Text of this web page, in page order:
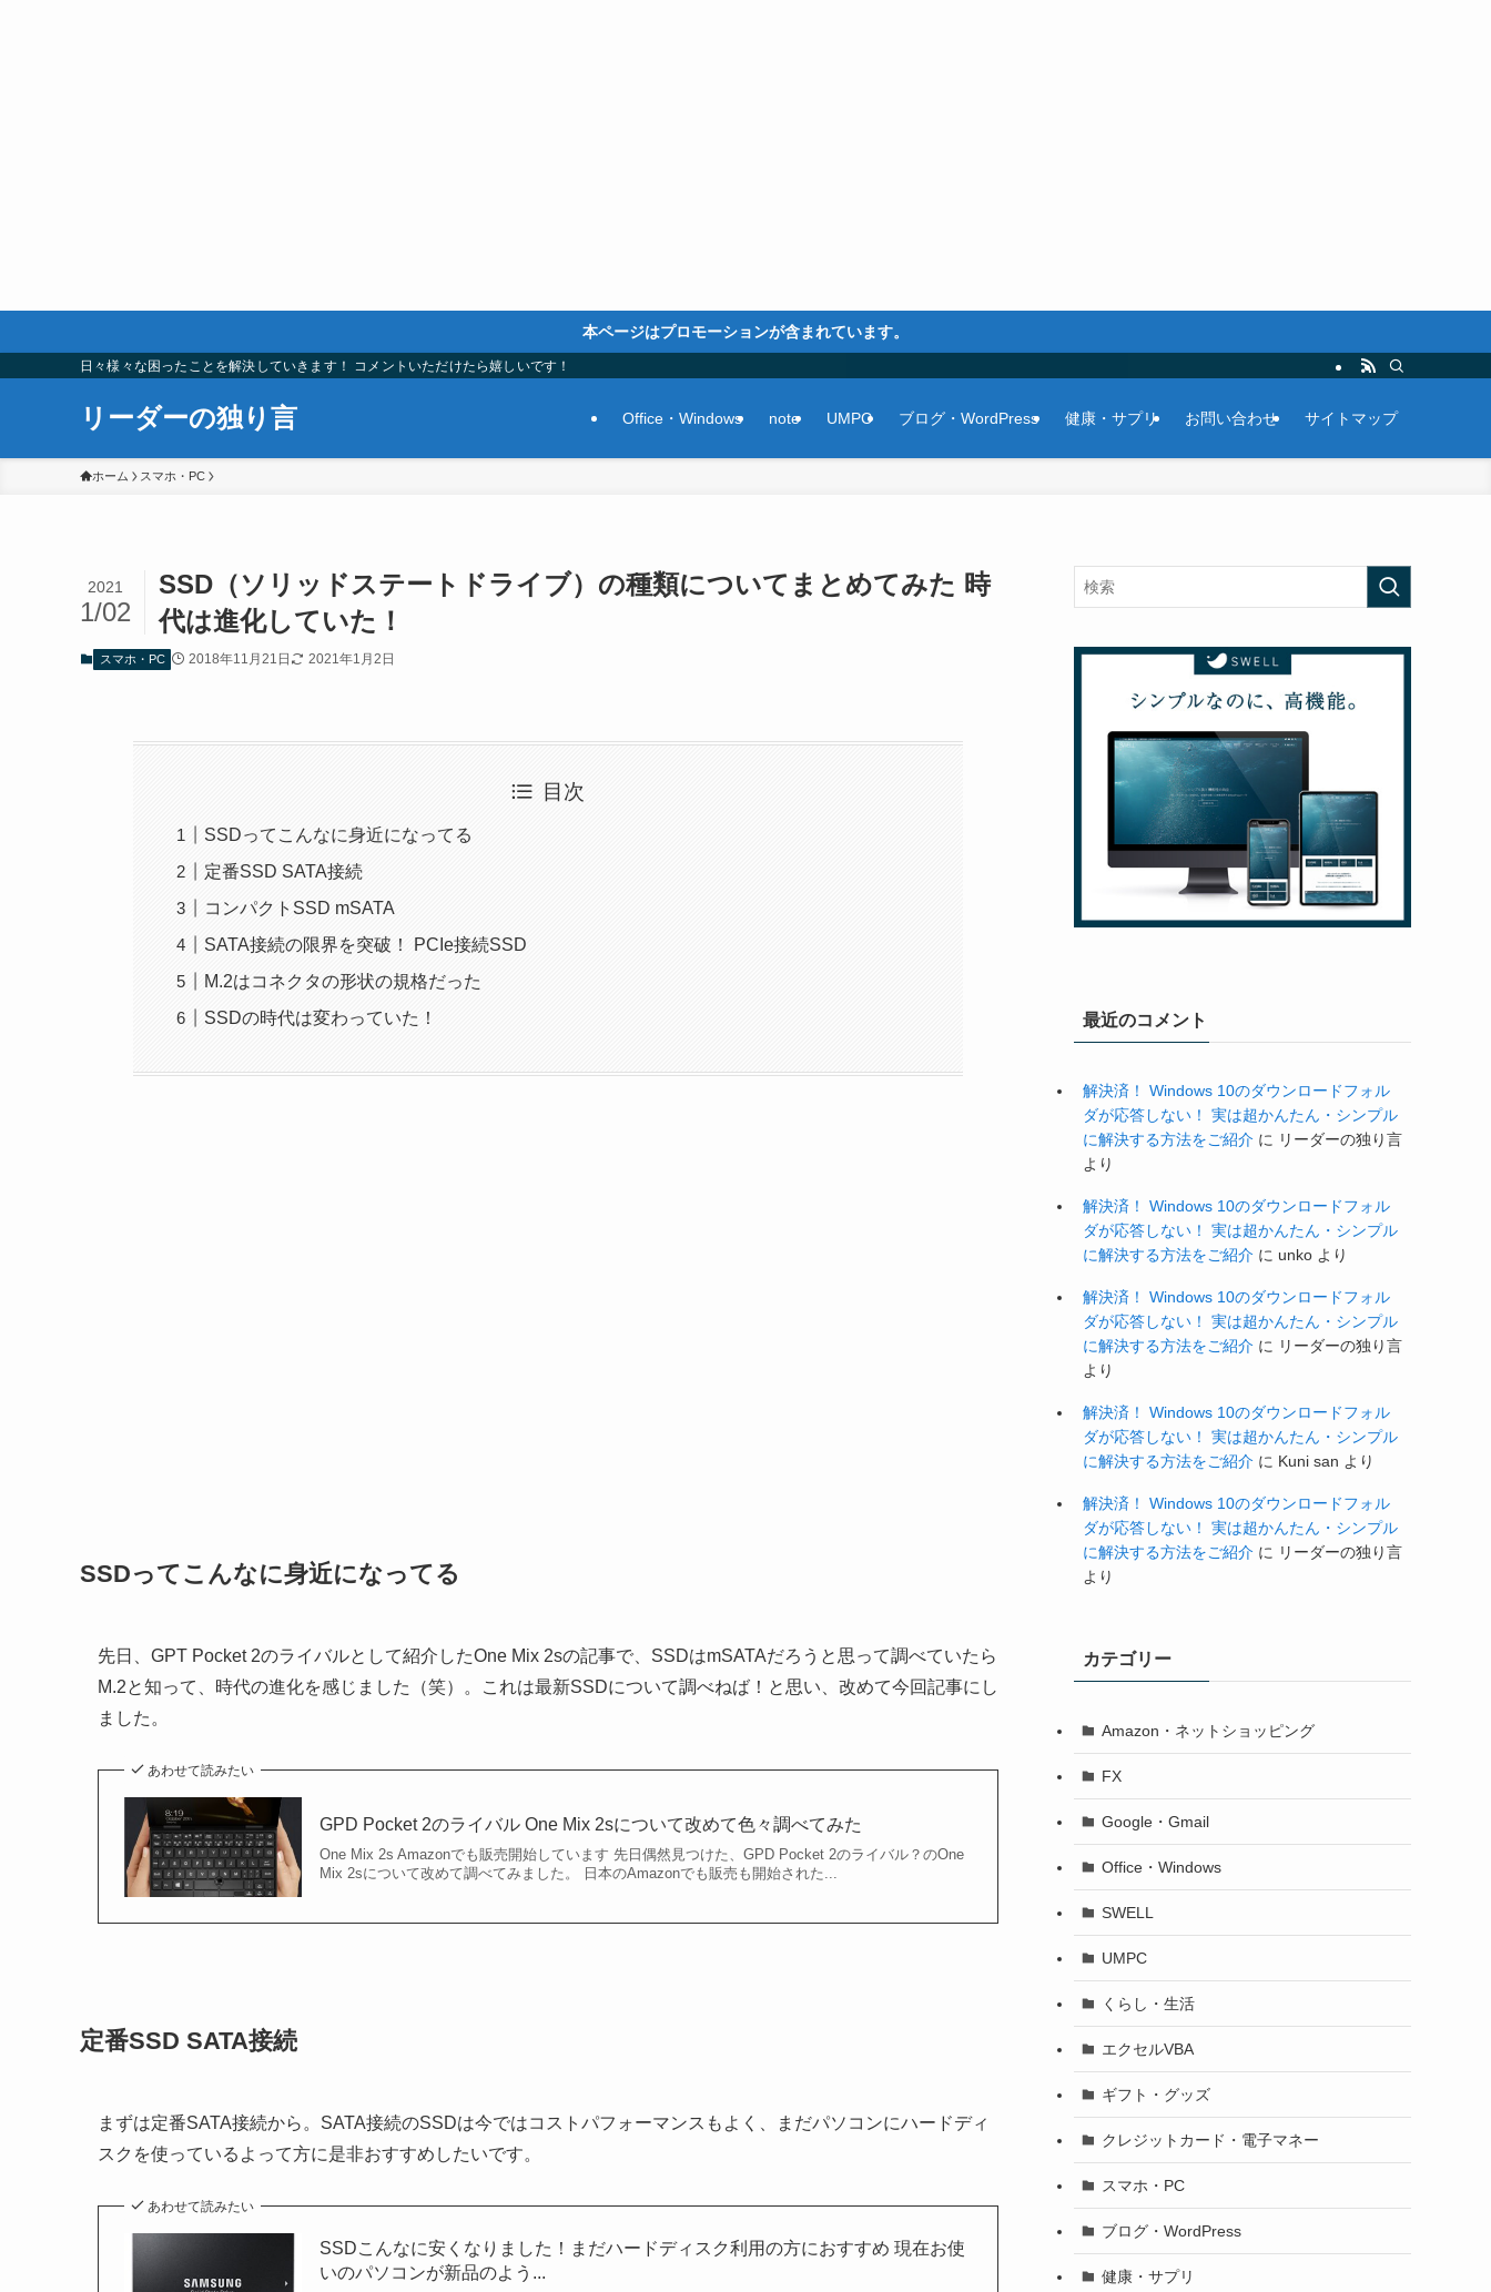
本ページはプロモーションが含まれています。
日々様々な困ったことを解決していきます！ コメントいただけたら嬉しいです！
リーダーの独り言 Office・Windows note UMPC ブログ・WordPress 健康・サプリ お問い合わせ サイトマップ
ホーム スマホ・PC
SSD（ソリッドステートドライブ）の種類についてまとめてみた 時
代は進化していた！
2021
1/02
スマホ・PC 2018年11月21日 2021年1月2日
目次
SSDってこんなに身近になってる
定番SSD SATA接続
コンパクトSSD mSATA
SATA接続の限界を突破！ PCIe接続SSD
M.2はコネクタの形状の規格だった
SSDの時代は変わっていた！
SSDってこんなに身近になってる
先日、GPT Pocket 2のライバルとして紹介したOne Mix 2sの記事で、SSDはmSATAだろうと思って調べていたら
M.2と知って、時代の進化を感じました（笑）。これは最新SSDについて調べねば！と思い、改めて今回記事にし
ました。
あわせて読みたい
GPD Pocket 2のライバル One Mix 2sについて改めて色々調べてみた
One Mix 2s Amazonでも販売開始しています 先日偶然見つけた、GPD Pocket 2のライバル？のOne
Mix 2sについて改めて調べてみました。 日本のAmazonでも販売も開始された...
定番SSD SATA接続
まずは定番SATA接続から。SATA接続のSSDは今ではコストパフォーマンスもよく、まだパソコンにハードディ
スクを使っているよって方に是非おすすめしたいです。
あわせて読みたい
SSDこんなに安くなりました！まだハードディスク利用の方におすすめ 現在お使
いのパソコンが新品のよう...
最近のコメント
解決済！ Windows 10のダウンロードフォル
ダが応答しない！ 実は超かんたん・シンプル
に解決する方法をご紹介 に リーダーの独り言
より
解決済！ Windows 10のダウンロードフォル
ダが応答しない！ 実は超かんたん・シンプル
に解決する方法をご紹介 に unko より
解決済！ Windows 10のダウンロードフォル
ダが応答しない！ 実は超かんたん・シンプル
に解決する方法をご紹介 に リーダーの独り言
より
解決済！ Windows 10のダウンロードフォル
ダが応答しない！ 実は超かんたん・シンプル
に解決する方法をご紹介 に Kuni san より
解決済！ Windows 10のダウンロードフォル
ダが応答しない！ 実は超かんたん・シンプル
に解決する方法をご紹介 に リーダーの独り言
より
カテゴリー
Amazon・ネットショッピング
FX
Google・Gmail
Office・Windows
SWELL
UMPC
くらし・生活
エクセルVBA
ギフト・グッズ
クレジットカード・電子マネー
スマホ・PC
ブログ・WordPress
健康・サプリ